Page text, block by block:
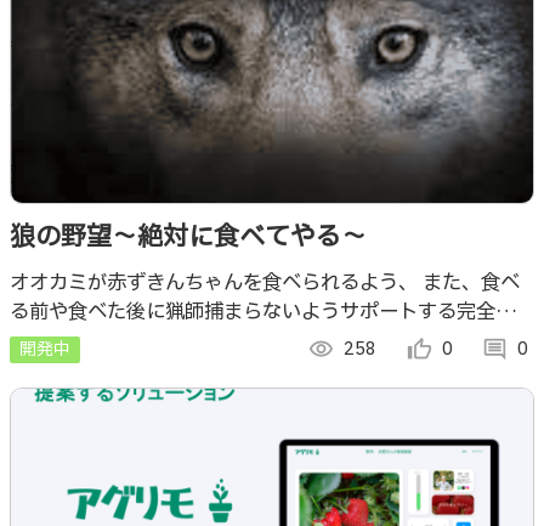
狼の野望～絶対に食べてやる～
オオカミが赤ずきんちゃんを食べられるよう、 また、食べ
る前や食べた後に猟師捕まらないようサポートする完全オオ
カミサイドのシステム
開発中 visibility 258 thumb_up_alt 0 comment 0